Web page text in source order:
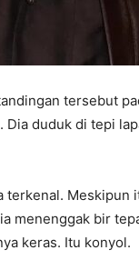
tersebut
Dia duduk di tepi
terkenal.
menenggak bir
keras. Itu konyol.